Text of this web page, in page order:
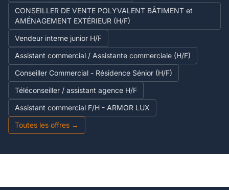
CONSEILLER DE VENTE POLYVALENT BÂTIMENT et
AMÉNAGEMENT EXTÉRIEUR (H/F)
Vendeur interne junior H/F
Assistant commercial / Assistante commerciale (H/F)
Conseiller Commercial - Résidence Sénior (H/F)
Téléconseiller / assistant agence H/F
Assistant commercial F/H - ARMOR LUX
Toutes les offres →